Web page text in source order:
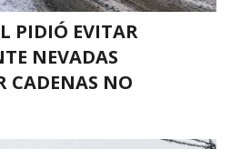
PIDIÓ EVITAR
NEVADAS
CADENAS NO